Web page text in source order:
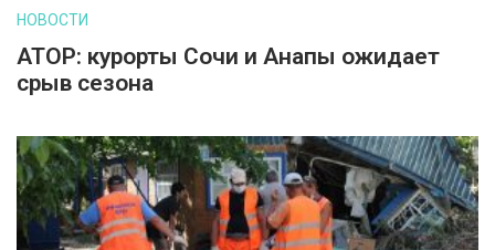
НОВОСТИ
АТОР: курорты Сочи и Анапы ожидает
срыв сезона